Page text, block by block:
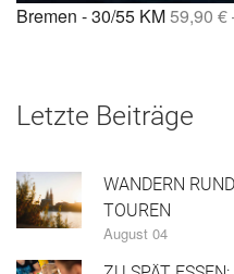
Bremen - 30/55 KM59,90 €
Letzte Beiträge
WANDERN
TOUREN
August 04